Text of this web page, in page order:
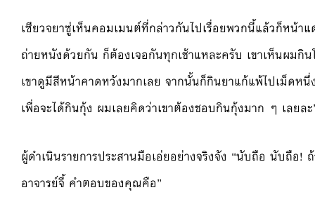
เซียวจยาซู่เห็นคอมเมนต์ที่กล่าวกันไปเรื่อยพวกนี้แล้วก็หน้า
ถ่ายหนังด้วยกัน ก็ต้องเจอกันทุกเช้าแหละครับ เขาเห็นผมกิ
เขาดูมีสีหน้าคาดหวังมากเลย จากนั้นก็กินยาแก้แพ้ไปเม็ดห
เพื่อจะได้กินกุ้ง ผมเลยคิดว่าเขาต้องชอบกินกุ้งมาก ๆ เลยละ
ผู้ดำเนินรายการประสานมือเอ่ยอย่างจริงจัง “นับถือ นับถือ
อาจารย์จี้ คำตอบของคุณคือ”